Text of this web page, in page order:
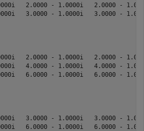
2.0000 - 1.0000i   2.0000 -
3.0000 - 1.0000i   3.0000 -
2.0000 - 1.0000i   2.0000 -
4.0000 - 1.0000i   4.0000 -
6.0000 - 1.0000i   6.0000 -
3.0000 - 1.0000i   3.0000 -
6.0000 - 1.0000i   6.0000 -